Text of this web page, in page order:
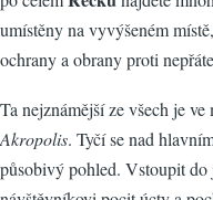
umístěny na vyvýšeném
ochrany a obrany proti
Ta nejznámější ze všech je
Akropolis. Tyčí se nad
působivý pohled. Vstoupit